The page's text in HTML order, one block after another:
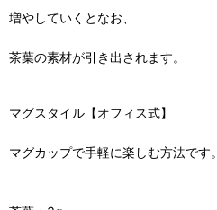
増やしていくとなお、
茶葉の素材が引き出されます。
マグスタイル【オフィス式】
マグカップで手軽に楽しむ方法です。